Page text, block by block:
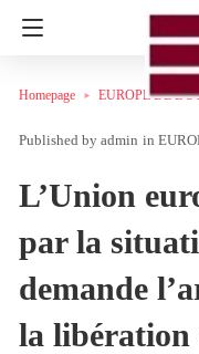
Homepage EUROPE DE
admin in
L’Union
par la
demande
la libération